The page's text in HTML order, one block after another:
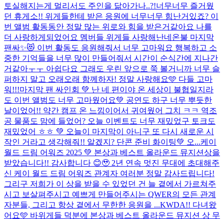
토실해지는게 멀리서도 주인을 닮아가나..?!너무너무 즐거웠
던 휴게소!! 위게들한테 받은 응원에 너무너무 힘난거있죠? 이
번 앨범 활동동안 정말 많는 위로와 힘을 받은거같아요 나를
더 사랑하게되었어요 멤버들 위게들 사랑해 난네온불 마지막
팬싸✨😻 이번 활동도 응원해줘서 너무 고마워요 행복하고 소
중한 기억들을 너무 많이 만들어줘서 시간이 순식간에 지나간
거같아ㅜㅜ 아쉽다요 그래도 우린 앞으로 쭉 볼거니까 너무 슬
퍼하지 말고 오래오래 함께하자! 정말 사랑해요🩵 다들 고마
워!!!마지막 팬 싸인회 💚 난 네 편이야 온 세상이 불협일지라
도 이번 앨범도 너무 고마웠어요💚 공연도 하구 너무 뿌듯한
날이었어!! 약간 캠프 온 느낌이어서 귀여웠어 그치 ㅋㅋ 역조
공 물품도 맘에 들었어? 오늘 이벤트도 너무 재밌었구 토크도
재밌었어 ㅎㅎ 💚 오늘이 마지막이 아니구 또 다시 새로운 시
작인 거라고 생각해줘!! 알겠지? 단콘 준비 화이팅💚 오...케이
월드 드림 어워즈 2025 💚 본상과 베스트 올라운드 뮤지션상을
받았습니다!! 감사합니다 😊🥹 2년 연속 멋진 무대에 초대해주
신 케이 월드 드림 어워즈 관계자 여러분 정말 감사드립니다!
그리구 저희가 이 상을 받을 수 있었던 건 늘 곁에서 가르쳐주
시고 보살펴주시고 예쁘게 만들어주시는 QWER의 모든 관계
자분들, 그리고 항상 곁에서 무한한 응원을 ...KWDA!! 다녀왔
어요🩵 바위게들 덕분에 본상과 베스트 올라운드 뮤지션 상 무